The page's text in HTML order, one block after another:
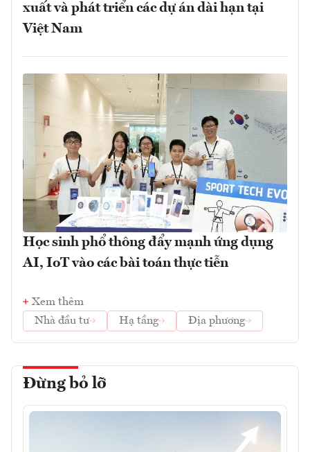
xuất và phát triển các dự án dài hạn tại
Việt Nam
Học sinh phổ thông đẩy mạnh ứng dụng
AI, IoT vào các bài toán thực tiễn
Xem thêm
Nhà đầu tư
Hạ tầng Địa phương
Đừng bỏ lỡ